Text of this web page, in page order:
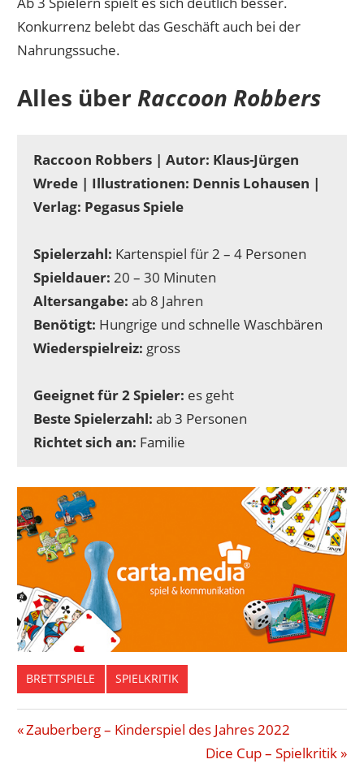
Konkurrenz belebt das Geschäft auch bei der
Nahrungssuche.
Alles überRaccoon Robbers
Raccoon Robbers | Autor: Klaus-Jürgen
Wrede | Illustrationen: Dennis Lohausen |
Verlag: Pegasus Spiele
Spielerzahl: Kartenspiel für 2 – 4 Personen
Spieldauer: 20 – 30 Minuten
Altersangabe: ab 8 Jahren
Benötigt: Hungrige und schnelle Waschbären
Wiederspielreiz: gross
Geeignet für 2 Spieler: es geht
Beste Spielerzahl: ab 3 Personen
Richtet sich an: Familie
BRETTSPIELE SPIELKRITIK
Beitragsnavigation
Vorheriger
Zauberberg – Kinderspiel des Jahres 2022
Nächster
Dice Cup – Spielkritik